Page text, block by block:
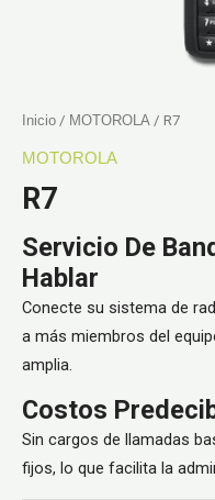
Inicio / MOTOROLA / R7
MOTOROLA
R7
Servicio De
Hablar
Conecte su sistema de
a más miembros del
amplia.
Costos
Sin cargos de llamadas
fijos, lo que facilita la